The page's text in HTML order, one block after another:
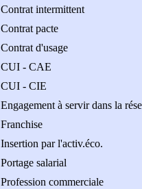
Contrat intermittent
Contrat pacte
Contrat d'usage
CUI - CAE
CUI - CIE
Engagement à servir dans la
Franchise
Insertion par l'activ.éco.
Portage salarial
Profession commerciale